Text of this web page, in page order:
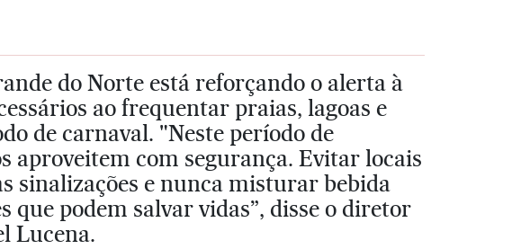
do Norte está reforçando o alerta à
ao frequentar praias, lagoas e
de carnaval. "Neste período de
aproveitem com segurança. Evitar locais
sinalizações e nunca misturar bebida
que podem salvar vidas”, disse o diretor
Lucena.